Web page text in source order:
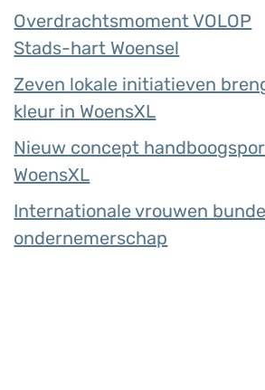
Overdrachtsmoment VOLOP
Stads-hart Woensel
Zeven lokale initiatieven
kleur in WoensXL
Nieuw concept
WoensXL
Internationale vrouwen
ondernemerschap